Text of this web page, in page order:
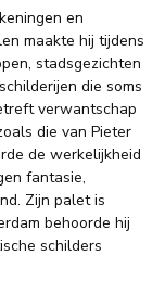
en
maakte hij tijdens
stadsgezichten
verwantschap
die van Pieter
de werkelijkheid
fantasie,
Zijn palet is
behoorde hij
schilders